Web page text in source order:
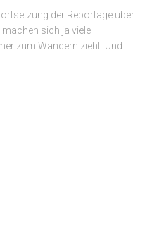
der Reportage über
sich ja viele
zum Wandern zieht. Und